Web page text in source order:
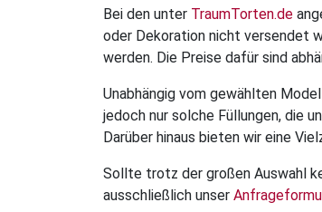
Bei den unter TraumTorten.de
oder Dekoration nicht versendet
werden. Die Preise dafür sind
Unabhängig vom gewählten
jedoch nur solche Füllungen, die
Darüber hinaus bieten wir eine
Sollte trotz der großen Auswahl
ausschließlich unser